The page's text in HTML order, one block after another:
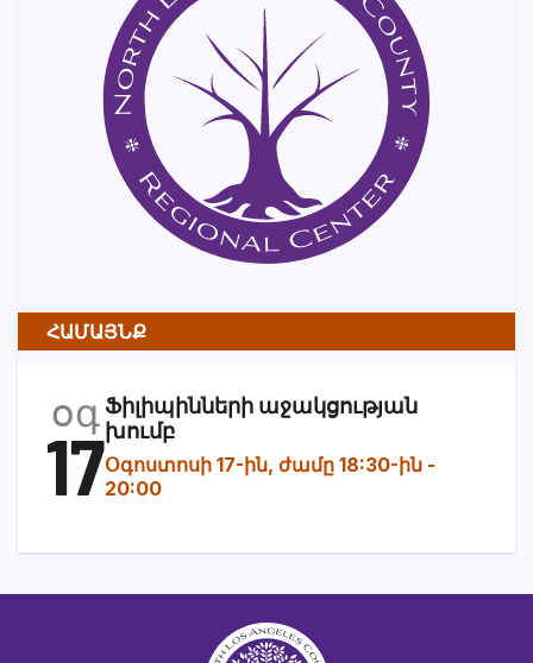
ՀԱՄԱՅՆՔ
օգ
17
Ֆիլիպինների աջակցության
խումբ
Օգոստոսի 17-ին, ժամը 18:30-ին -
20:00